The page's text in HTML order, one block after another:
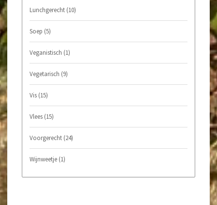
Lunchgerecht (10)
Soep (5)
Veganistisch (1)
Vegetarisch (9)
Vis (15)
Vlees (15)
Voorgerecht (24)
Wijnweetje (1)